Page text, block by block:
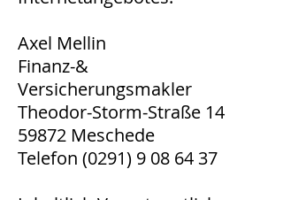
Axel Mellin
Finanz-&
Versicherungsmakler
Theodor-Storm-Straße 14
59872 Meschede
Telefon (0291) 9 08 64 37